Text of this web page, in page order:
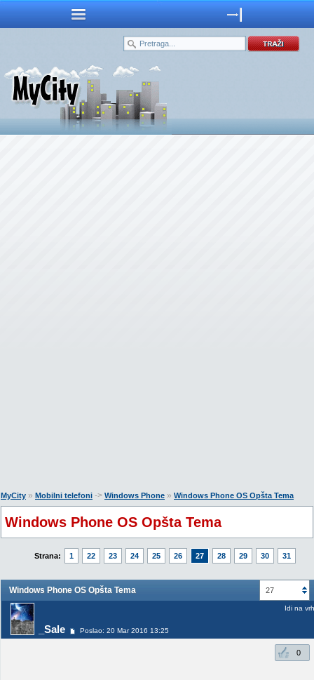
MyCity » Mobilni telefoni -> Windows Phone » Windows Phone OS Opšta Tema
Windows Phone OS Opšta Tema
Strana: 1 22 23 24 25 26 27 28 29 30 31
27
Windows Phone OS Opšta Tema
_Sale Poslao: 20 Mar 2016 13:25
Idi na vrh
0